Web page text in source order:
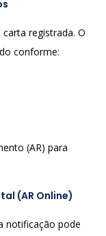
registrada. O
conforme:
(AR) para
(AR Online)
notificação pode